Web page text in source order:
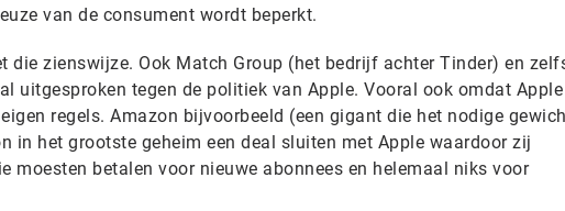
van de consument wordt beperkt.
die zienswijze. Ook Match Group (het bedrijf achter Tinder) en
uitgesproken tegen de politiek van Apple. Vooral ook omdat Apple
regels. Amazon bijvoorbeeld (een gigant die het nodige
in het grootste geheim een deal sluiten met Apple waardoor zij
moesten betalen voor nieuwe abonnees en helemaal niks voor